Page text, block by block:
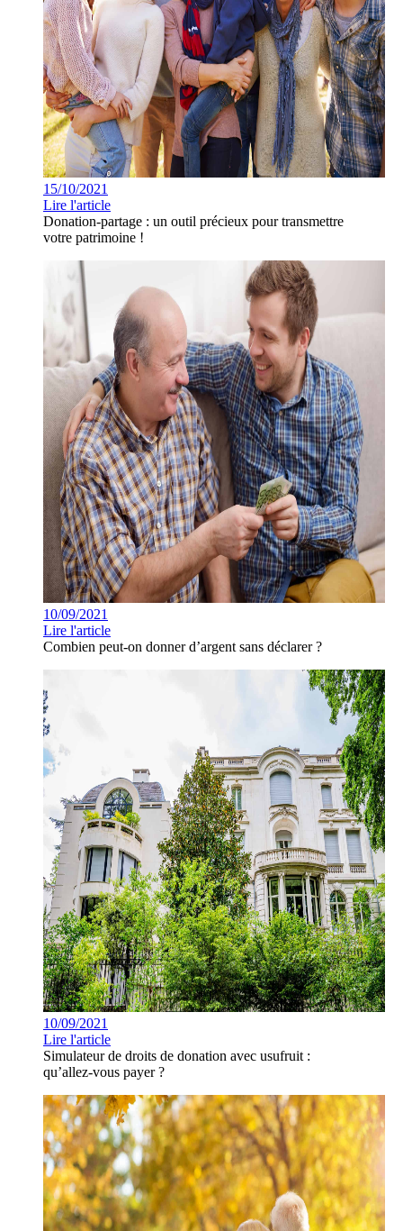
15/10/2021
Lire l'article
Donation-partage : un outil précieux pour transmettre
votre patrimoine !
10/09/2021
Lire l'article
Combien peut-on donner d’argent sans déclarer ?
10/09/2021
Lire l'article
Simulateur de droits de donation avec usufruit :
qu’allez-vous payer ?